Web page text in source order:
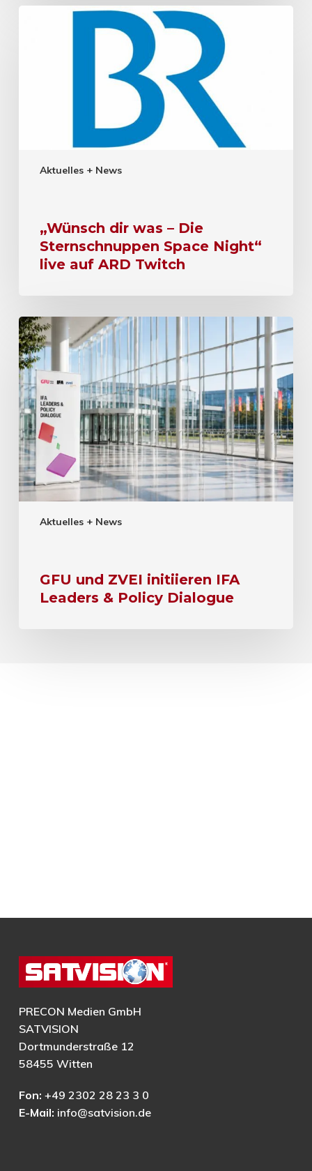
Aktuelles + News
„Wünsch dir was – Die
Sternschnuppen Space Night“
live auf ARD Twitch
Aktuelles + News
GFU und ZVEI initiieren IFA
Leaders & Policy Dialogue
PRECON Medien GmbH
SATVISION
Dortmunderstraße 12
58455 Witten
Fon: +49 2302 28 23 3 0
E-Mail: info@satvision.de